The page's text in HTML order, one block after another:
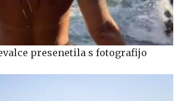
presenetila s fotografijo